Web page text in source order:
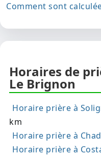
Comment sont
Horaires de
Le Brignon
Horaire prière à
km
Horaire prière à
Horaire prière à